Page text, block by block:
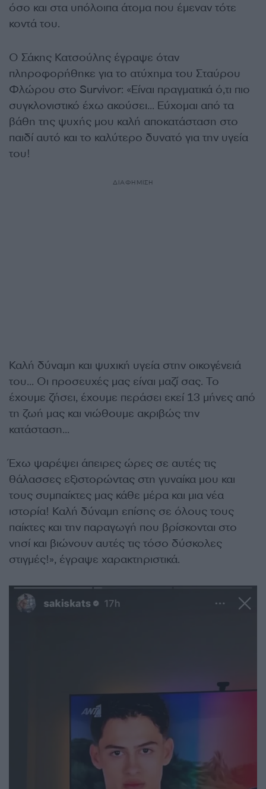
όσο και στα υπόλοιπα άτομα που έμεναν τότε
κοντά του.
Ο Σάκης Κατσούλης έγραψε όταν
πληροφορήθηκε για το ατύχημα του Σταύρου
Φλώρου στο Survivor: «Είναι πραγματικά ό,τι πιο
συγκλονιστικό έχω ακούσει… Εύχομαι από τα
βάθη της ψυχής μου καλή αποκατάσταση στο
παιδί αυτό και το καλύτερο δυνατό για την υγεία
του!
ΔΙΑΦΗΜΙΣΗ
Καλή δύναμη και ψυχική υγεία στην οικογένειά
του… Οι προσευχές μας είναι μαζί σας. Το
έχουμε ζήσει, έχουμε περάσει εκεί 13 μήνες από
τη ζωή μας και νιώθουμε ακριβώς την
κατάσταση…
Έχω ψαρέψει άπειρες ώρες σε αυτές τις
θάλασσες εξιστορώντας στη γυναίκα μου και
τους συμπαίκτες μας κάθε μέρα και μια νέα
ιστορία! Καλή δύναμη επίσης σε όλους τους
παίκτες και την παραγωγή που βρίσκονται στο
νησί και βιώνουν αυτές τις τόσο δύσκολες
στιγμές!», έγραψε χαρακτηριστικά.